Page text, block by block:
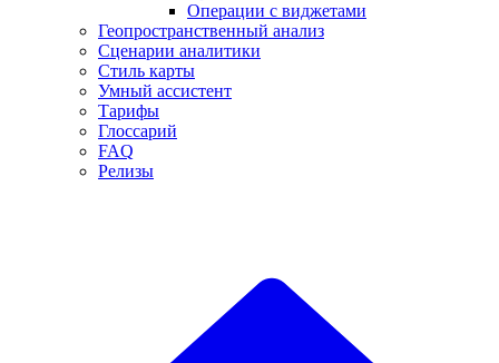
Операции с виджетами
Геопространственный анализ
Сценарии аналитики
Стиль карты
Умный ассистент
Тарифы
Глоссарий
FAQ
Релизы